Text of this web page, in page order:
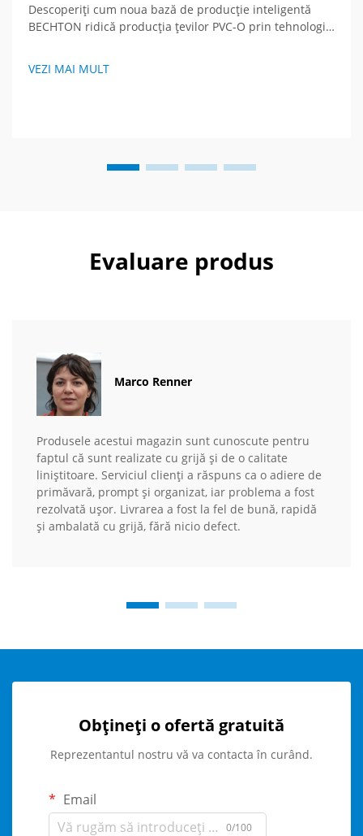
Descoperiți cum noua bază de producție inteligentă
BECHTON ridică producția țevilor PVC-O prin tehnologie
VEZI MAI MULT
Evaluare produs
Marco Renner
Produsele acestui magazin sunt cunoscute pentru
faptul că sunt realizate cu grijă și de o calitate
liniștitoare. Serviciul clienți a răspuns ca o adiere de
primăvară, prompt și organizat, iar problema a fost
rezolvată ușor. Livrarea a fost la fel de bună, rapidă
și ambalată cu grijă, fără nicio defect.
Obțineți o ofertă gratuită
Reprezentantul nostru vă va contacta în curând.
Email
0/100